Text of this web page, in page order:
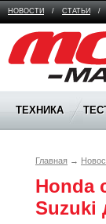
НОВОСТИ / СТАТЬИ /
Moto Magazine
ТЕХНИКА
Главная →
Honda
Suzuki